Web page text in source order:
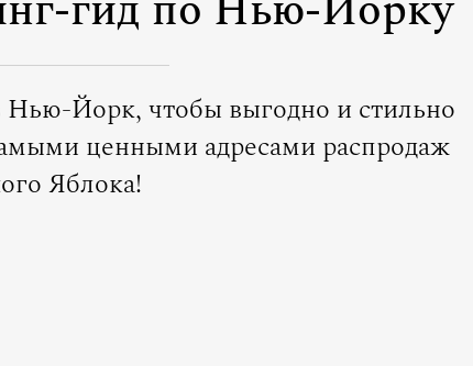
Йорк, чтобы выгодно и стильно
ценными адресами распродаж
Яблока!